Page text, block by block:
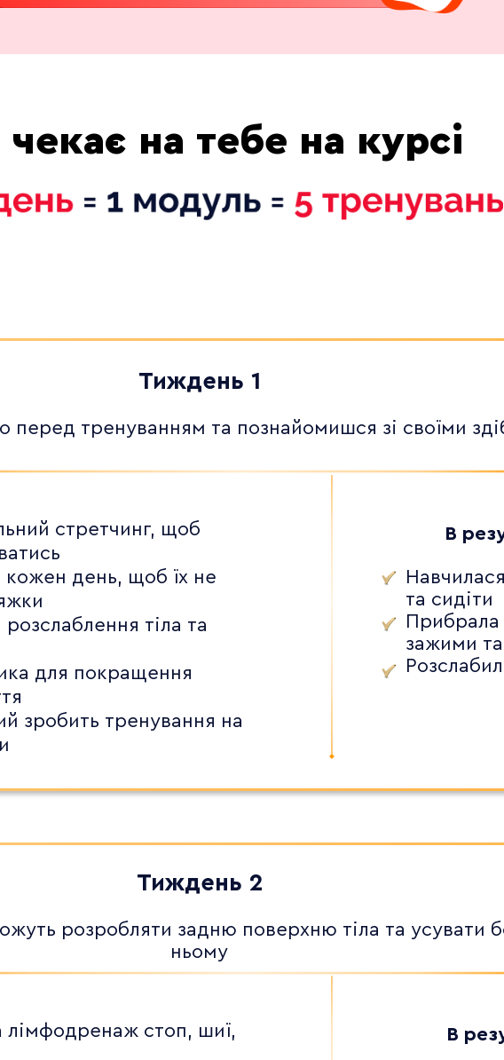
на тебе на курсі
Тиждень 2
розробляти задню поверхню тіла та усувати
ньому
лімфодренаж стоп, шиї, В
Тиждень 1
перед тренуванням та познайомишся зі своїми
та сидіти
Прибрала
зажими та
В
стретчинг, щоб
кожен день, щоб їх не
тіла та
для покращення
зробить тренування на